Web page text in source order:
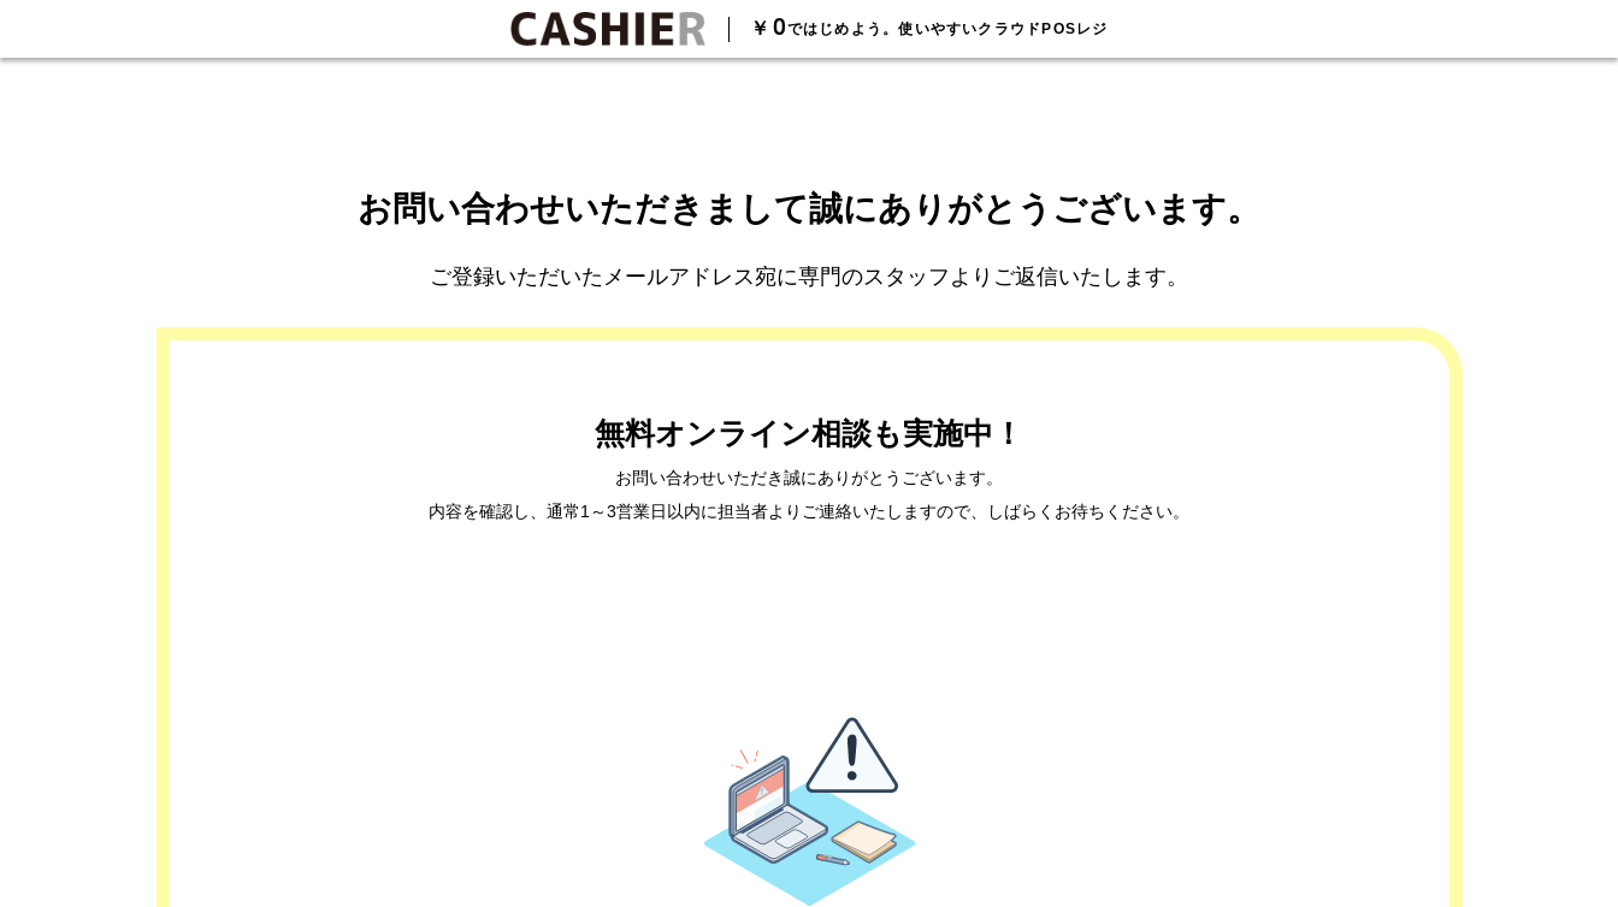
￥ 0ではじめよう。使いやすいクラウドPOSレジ
お問い合わせいただきまして誠にありがとうございます。
ご登録いただいたメールアドレス宛に専門のスタッフよりご返信いたします。
無料オンライン相談も実施中！
お問い合わせいただき誠にありがとうございます。
内容を確認し、通常1～3営業日以内に担当者よりご連絡いたしますので、しばらくお待ちください。